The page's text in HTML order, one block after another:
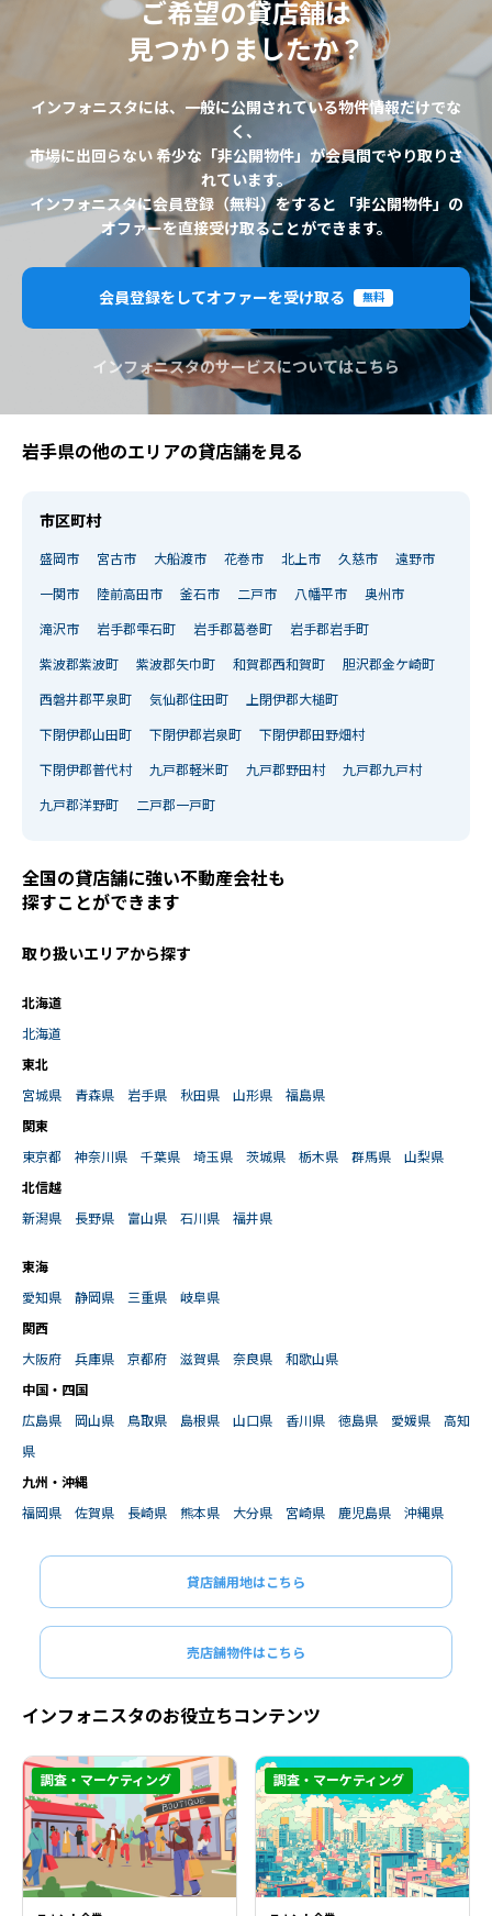
ご希望の貸店舗は
見つかりましたか？
インフォニスタには、一般に公開されている物件情報だけでな
く、
市場に出回らない 希少な「非公開物件」が会員間でやり取りさ
れています。
インフォニスタに会員登録（無料）をすると 「非公開物件」の
オファーを直接受け取ることができます。
会員登録をしてオファーを受け取る 無料
インフォニスタのサービスについてはこちら
岩手県の他のエリアの貸店舗を見る
市区町村
盛岡市 宮古市 大船渡市 花巻市 北上市 久慈市 遠野市
一関市 陸前高田市 釜石市 二戸市 八幡平市 奥州市
滝沢市 岩手郡雫石町 岩手郡葛巻町 岩手郡岩手町
紫波郡紫波町 紫波郡矢巾町 和賀郡西和賀町 胆沢郡金ケ崎町
西磐井郡平泉町 気仙郡住田町 上閉伊郡大槌町
下閉伊郡山田町 下閉伊郡岩泉町 下閉伊郡田野畑村
下閉伊郡普代村 九戸郡軽米町 九戸郡野田村 九戸郡九戸村
九戸郡洋野町 二戸郡一戸町
全国の貸店舗に強い不動産会社も
探すことができます
取り扱いエリアから探す
北海道
北海道
東北
宮城県
青森県 岩手県 秋田県 山形県
福島県
関東
東京都
神奈川県 千葉県 埼玉県 茨城県 栃木県 群馬県
山梨県
北信越
新潟県
長野県 富山県 石川県 福井県
東海
愛知県
静岡県 三重県
岐阜県
関西
大阪府
兵庫県 京都府 滋賀県 奈良県
和歌山県
中国・四国
広島県
岡山県 鳥取県 島根県 山口県 香川県 徳島県 愛媛県
高知
県
九州・沖縄
福岡県
佐賀県 長崎県 熊本県 大分県 宮崎県 鹿児島県 沖縄県
貸店舗用地はこちら
売店舗物件はこちら
インフォニスタのお役立ちコンテンツ
調査・マーケティング 調査・マーケティング